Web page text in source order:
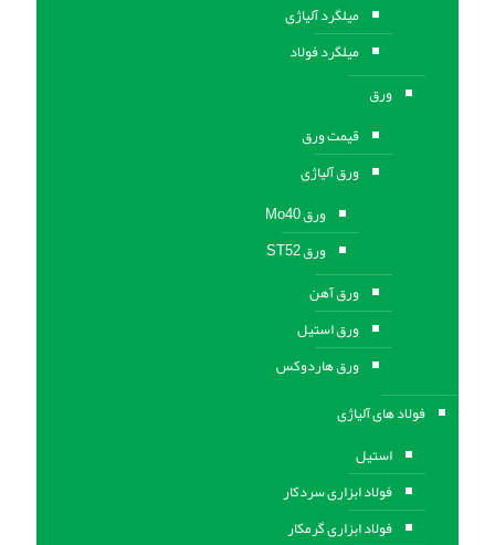
میلگرد آلیاژی
میلگرد فولاد
ورق
قیمت ورق
ورق آلیاژی
ورق Mo40
ورق ST52
ورق آهن
ورق استيل
ورق هاردوکس
فولاد های آلیاژی
استیل
فولاد ابزاری سردکار
فولاد ابزاری گرمکار